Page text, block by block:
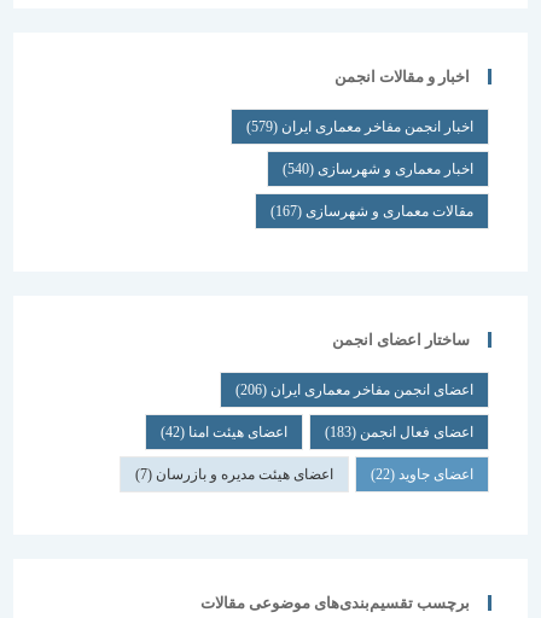
اخبار و مقالات انجمن
اخبار انجمن مفاخر معماری ایران (579)
اخبار معماری و شهرسازی(540)
مقالات معماری و شهرسازی(167)
ساختار اعضای انجمن
اعضای انجمن مفاخر معماری ایران (206)
اعضای فعال انجمن(183) اعضای هیئت امنا(42)
اعضای جاوید(22) اعضای هیئت مدیره و بازرسان(7)
برچسب تقسیم‌بندی‌های موضوعی مقالات